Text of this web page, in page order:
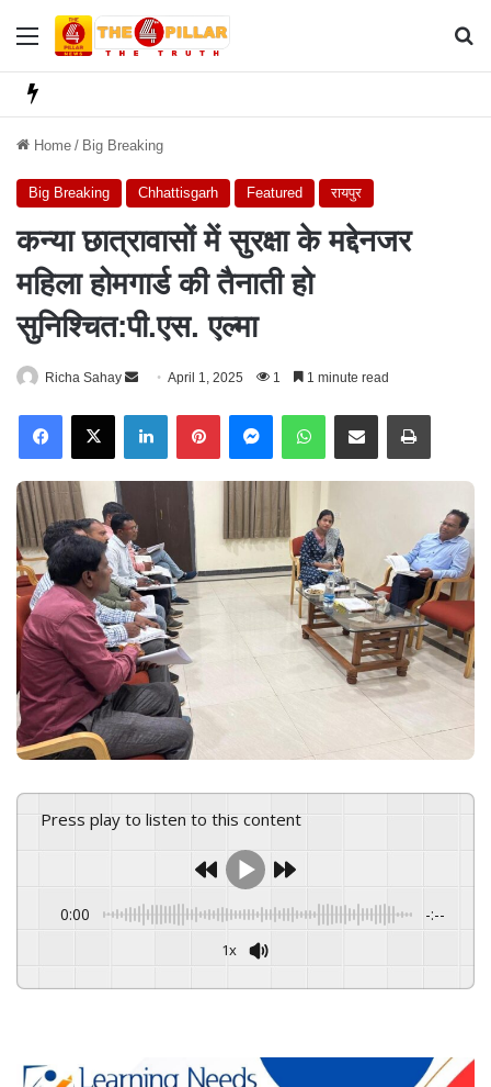
Menu
Home / Big Breaking
Big Breaking Chhattisgarh Featured रायपुर
कन्या छात्रावासों में सुरक्षा के मद्देनजर
महिला होमगार्ड की तैनाती हो
सुनिश्चित:पी.एस. एल्मा
Richa Sahay
n
d
a
m
a
i
l
April 1, 2025 1 1 minute read
X
Press play to listen to this content
0:00 -:--
1x